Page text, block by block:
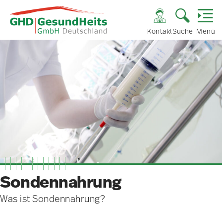
KontaktSuche Menü
Sondennahrung
Was ist Sondennahrung?